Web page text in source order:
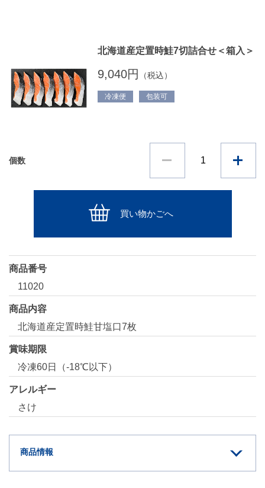
北海道産定置時鮭7切詰合せ＜箱入＞
9,040円 （税込）
冷凍便 包装可
個数
買い物かごへ
商品番号
11020
商品内容
北海道産定置時鮭甘塩口7枚
賞味期限
冷凍60日（-18℃以下）
アレルギー
さけ
商品情報